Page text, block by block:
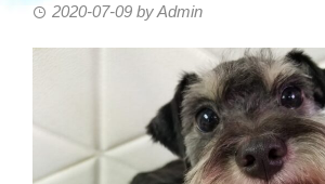
2020-07-09 byAdmin